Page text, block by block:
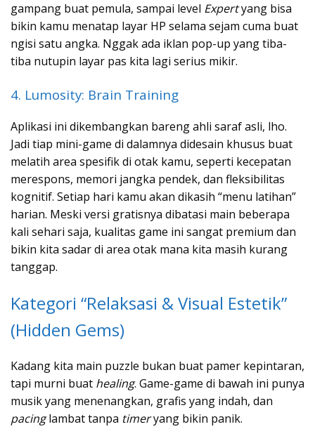
gampang buat pemula, sampai level Expertyang bisa
bikin kamu menatap layar HP selama sejam cuma buat
ngisi satu angka. Nggak ada iklan pop-up yang tiba-
tiba nutupin layar pas kita lagi serius mikir.
4. Lumosity: Brain Training
Aplikasi ini dikembangkan bareng ahli saraf asli, lho.
Jadi tiap mini-game di dalamnya didesain khusus buat
melatih area spesifik di otak kamu, seperti kecepatan
merespons, memori jangka pendek, dan fleksibilitas
kognitif. Setiap hari kamu akan dikasih “menu latihan”
harian. Meski versi gratisnya dibatasi main beberapa
kali sehari saja, kualitas game ini sangat premium dan
bikin kita sadar di area otak mana kita masih kurang
tanggap.
Kategori “Relaksasi & Visual Estetik”
(Hidden Gems)
Kadang kita main puzzle bukan buat pamer kepintaran,
tapi murni buat healing. Game-game di bawah ini punya
musik yang menenangkan, grafis yang indah, dan
pacinglambat tanpa timeryang bikin panik.